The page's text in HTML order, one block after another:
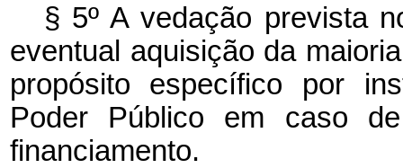
§ 5º A vedação prevista
eventual aquisição da
propósito específico por
Poder Público em caso
financiamento.